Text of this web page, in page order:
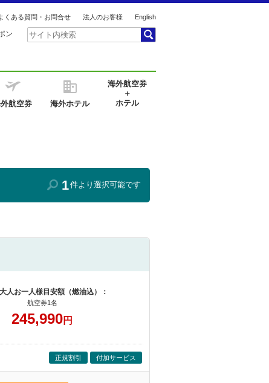
くある質問・お問合せ 法人のお客様 English
ン
航空券 海外ホテル
海外航空券
＋
ホテル
1件より選択可能です
人お一人様目安額（燃油込）：
航空券1名
245,990円
正規割引 付加サービス